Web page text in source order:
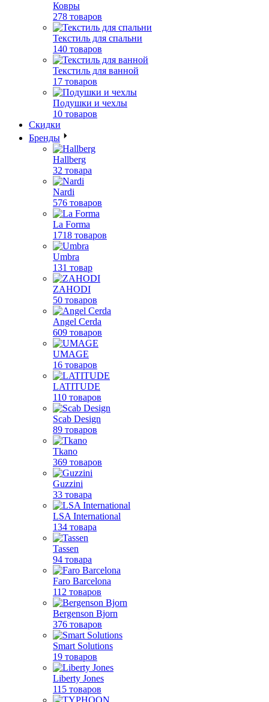
Ковры
278 товаров
Текстиль для спальни
140 товаров
Текстиль для ванной
17 товаров
Подушки и чехлы
10 товаров
Скидки
Бренды
Hallberg
32 товара
Nardi
576 товаров
La Forma
1718 товаров
Umbra
131 товар
ZAHODI
50 товаров
Angel Cerda
609 товаров
UMAGE
16 товаров
LATITUDE
110 товаров
Scab Design
89 товаров
Tkano
369 товаров
Guzzini
33 товара
LSA International
134 товара
Tassen
94 товара
Faro Barcelona
112 товаров
Bergenson Bjorn
376 товаров
Smart Solutions
19 товаров
Liberty Jones
115 товаров